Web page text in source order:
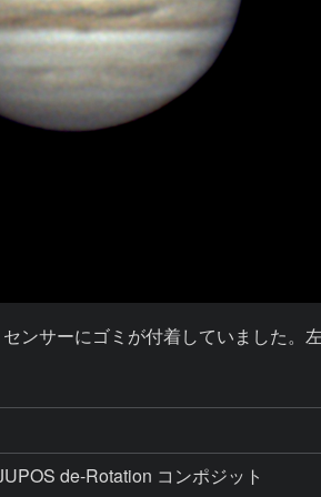
サーにゴミが付着していました。左
de-Rotation コンポジット